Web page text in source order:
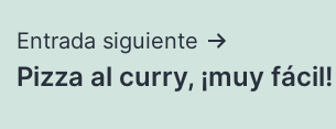
entradas
Entrada siguiente
Pizza al curry, ¡muy fácil!